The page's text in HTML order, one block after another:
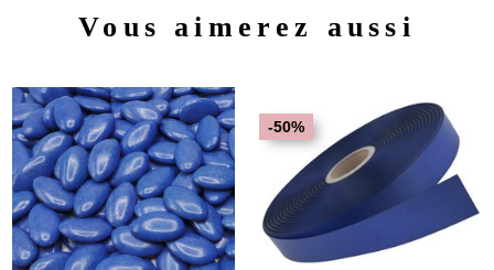
Vous aimerez aussi
-50%